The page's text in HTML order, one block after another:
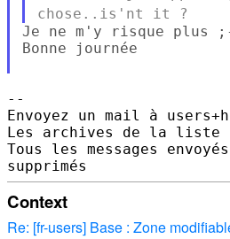
chose..is'nt it ?
Je ne m'y risque plus
Bonne journée
--
Envoyez un mail à
Les archives de la liste
Tous les messages
Context
Re: [fr-users] Base : Zone